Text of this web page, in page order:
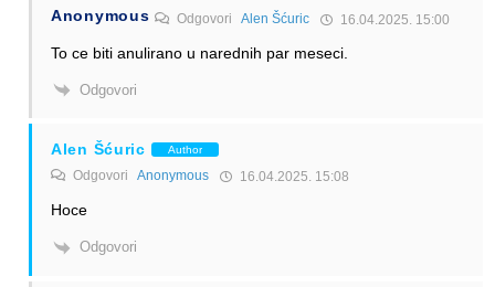
Anonymous OdgovoriAlen Šćuric 16.04.2025. 15:00
To ce biti anulirano u narednih par meseci.
Odgovori
Alen Šćuric Author
Odgovori Anonymous 16.04.2025. 15:08
Hoce
Odgovori